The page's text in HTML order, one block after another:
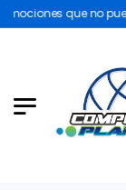
que no